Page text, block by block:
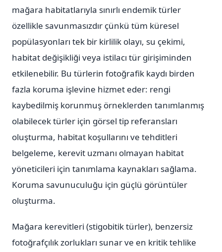
mağara habitatlarıyla sınırlı endemik türler
özellikle savunmasızdır çünkü tüm küresel
popülasyonları tek bir kirlilik olayı, su çekimi,
habitat değişikliği veya istilacı tür girişiminden
etkilenebilir. Bu türlerin fotoğrafik kaydı birden
fazla koruma işlevine hizmet eder: rengi
kaybedilmiş korunmuş örneklerden tanımlanmış
olabilecek türler için görsel tip referansları
oluşturma, habitat koşullarını ve tehditleri
belgeleme, kerevit uzmanı olmayan habitat
yöneticileri için tanımlama kaynakları sağlama.
Koruma savunuculuğu için güçlü görüntüler
oluşturma.
Mağara kerevitleri (stigobitik türler), benzersiz
fotoğrafçılık zorlukları sunar ve en kritik tehlike